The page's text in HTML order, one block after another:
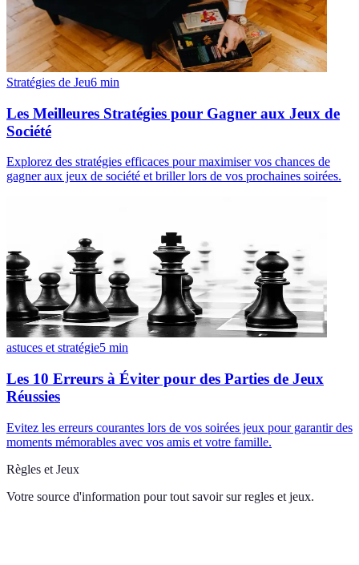
Stratégies de Jeu6 min
Les Meilleures Stratégies pour Gagner aux Jeux de
Société
Explorez des stratégies efficaces pour maximiser vos chances de
gagner aux jeux de société et briller lors de vos prochaines soirées.
astuces et stratégie5 min
Les 10 Erreurs à Éviter pour des Parties de Jeux
Réussies
Evitez les erreurs courantes lors de vos soirées jeux pour garantir des
moments mémorables avec vos amis et votre famille.
Règles et Jeux
Votre source d'information pour tout savoir sur regles et jeux.